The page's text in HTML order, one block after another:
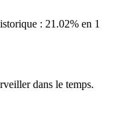
: 21.02% en 1
dans le temps.